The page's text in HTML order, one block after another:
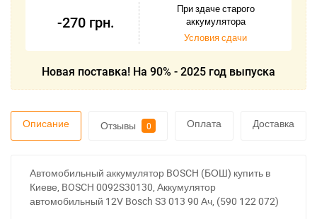
-270 грн.
При здаче старого
аккумулятора
Условия сдачи
Новая поставка! На 90% - 2025 год выпуска
Описание Отзывы 0 Оплата Доставка
Автомобильный аккумулятор BOSCH (БОШ) купить в
Киеве, BOSCH 0092S30130, Аккумулятор
автомобильный 12V Bosch S3 013 90 Ач, (590 122 072)